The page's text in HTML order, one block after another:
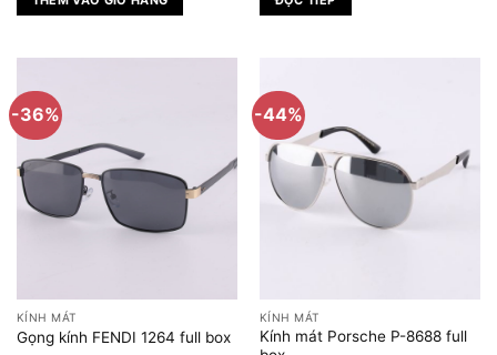
3.250.000 ₫.
2.600.000 ₫.
-36%
KÍNH MÁT
Gọng kính FENDI 1264 full box
-44%
KÍNH MÁT
Kính mát Porsche P-8688 full